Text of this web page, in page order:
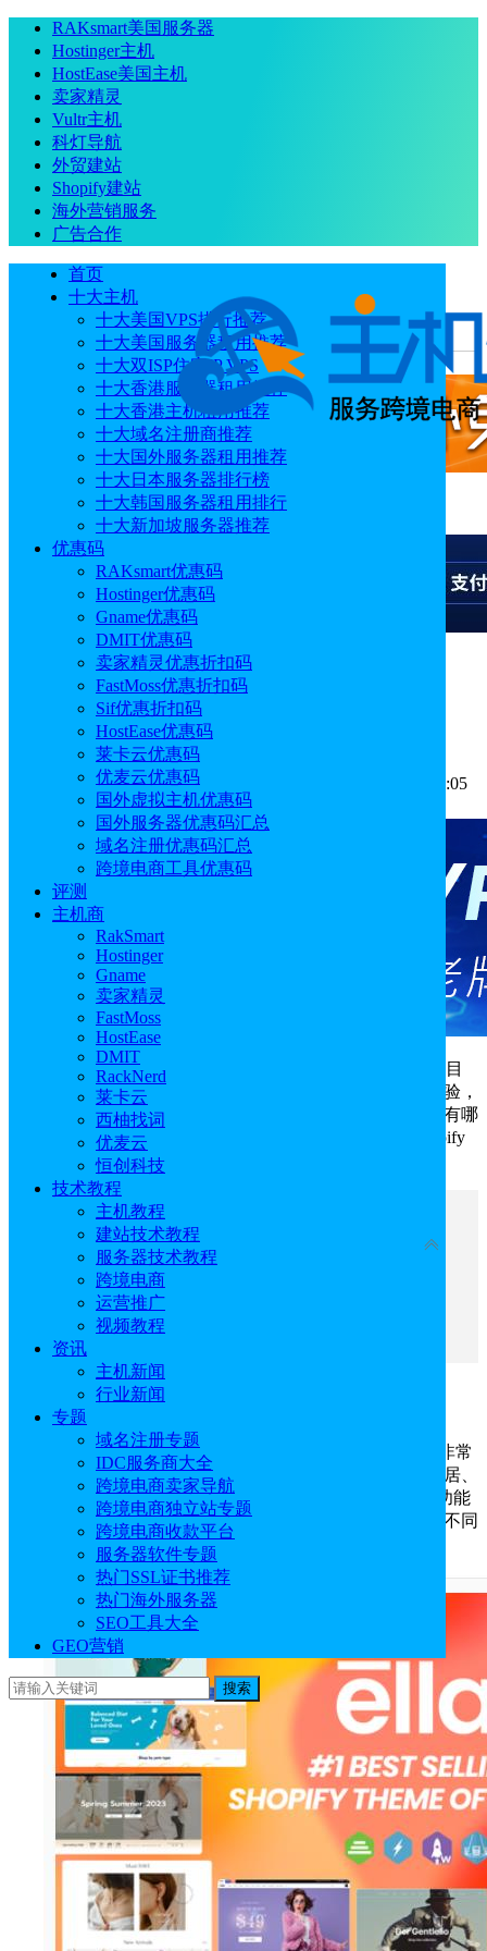
RAKsmart美国服务器
Hostinger主机
HostEase美国主机
卖家精灵
Vultr主机
科灯导航
外贸建站
Shopify建站
海外营销服务
广告合作
首页
十大主机
十大美国VPS排行推荐
十大美国服务器租用推荐
十大双ISP住宅IP VPS
十大香港服务器租用推荐
十大香港主机租用推荐
十大域名注册商推荐
十大国外服务器租用推荐
十大日本服务器排行榜
十大韩国服务器租用排行
十大新加坡服务器推荐
优惠码
RAKsmart优惠码
Hostinger优惠码
Gname优惠码
DMIT优惠码
卖家精灵优惠折扣码
FastMoss优惠折扣码
Sif优惠折扣码
HostEase优惠码
莱卡云优惠码
优麦云优惠码
国外虚拟主机优惠码
国外服务器优惠码汇总
域名注册优惠码汇总
跨境电商工具优惠码
评测
主机商
RakSmart
Hostinger
Gname
卖家精灵
FastMoss
HostEase
DMIT
RackNerd
莱卡云
西柚找词
优麦云
恒创科技
技术教程
主机教程
建站技术教程
服务器技术教程
跨境电商
运营推广
视频教程
资讯
主机新闻
行业新闻
专题
域名注册专题
IDC服务商大全
跨境电商卖家导航
跨境电商独立站专题
跨境电商收款平台
服务器软件专题
热门SSL证书推荐
热门海外服务器
SEO工具大全
GEO营销
搜索
当前位置：首页 运营推广 Shopify主题模版推荐
Shopify主题模版推荐
作者: sunny 分类:运营推广
发布时间: 2024.09.11 17:53:05
更新于: 2025.10.11 10:53:47
选择合适的Shopify
主题模版对于成功构建一个引入注目
的在线电商网站至关重要。合适的主题不仅能提升用户体验，
还能影响销售和品牌形象。很多用户在建站的时候不知道有哪
些好看的Shopify主题模版，以下是一些热门高评价的Shopify
主题模版推荐。
文章目录
一、Shopify主题模版推荐：Ella
二、Shopify主题模版推荐：Minimog
三、Shopify主题模版推荐：Kalles
一、Shopify主题模版推荐：Ella
Ella是一款功能强大多用途的Shopify主题，设计精美非常
灵活，适合各种类型的电商网站，无论你是构建购物、家居、
电子还是其他领域的网站商店，Ella主题都能提供丰富的功能
和强大的自定义选项，确保了商店的美观和高效性，满足不同
的业务需求。